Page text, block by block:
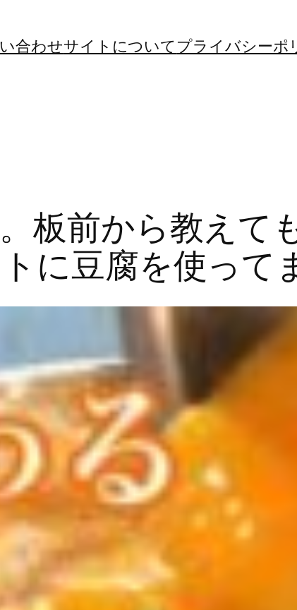
合わせサイトについてプライバシーポ
板前から教えて
に豆腐を使って